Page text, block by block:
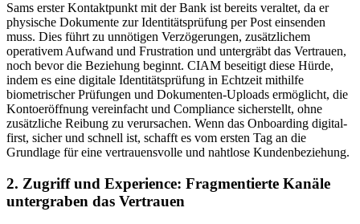
Sams erster Kontaktpunkt mit der Bank ist bereits veraltet, da er
physische Dokumente zur Identitätsprüfung per Post einsenden
muss. Dies führt zu unnötigen Verzögerungen, zusätzlichem
operativem Aufwand und Frustration und untergräbt das Vertrauen,
noch bevor die Beziehung beginnt. CIAM beseitigt diese Hürde,
indem es eine digitale Identitätsprüfung in Echtzeit mithilfe
biometrischer Prüfungen und Dokumenten-Uploads ermöglicht, die
Kontoeröffnung vereinfacht und Compliance sicherstellt, ohne
zusätzliche Reibung zu verursachen. Wenn das Onboarding digital-
first, sicher und schnell ist, schafft es vom ersten Tag an die
Grundlage für eine vertrauensvolle und nahtlose Kundenbeziehung.
2. Zugriff und Experience: Fragmentierte Kanäle
untergraben das Vertrauen